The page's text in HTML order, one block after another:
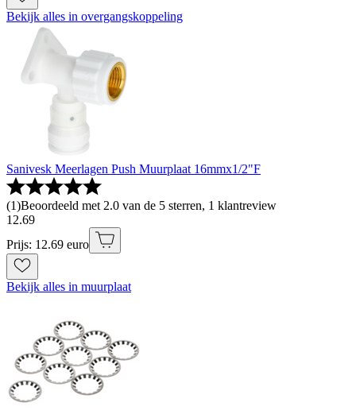
Bekijk alles in overgangskoppeling
Sanivesk Meerlagen Push Muurplaat 16mmx1/2"F
(1)Beoordeeld met 2.0 van de 5 sterren, 1 klantreview
12.69
Prijs: 12.69 euro
Bekijk alles in muurplaat